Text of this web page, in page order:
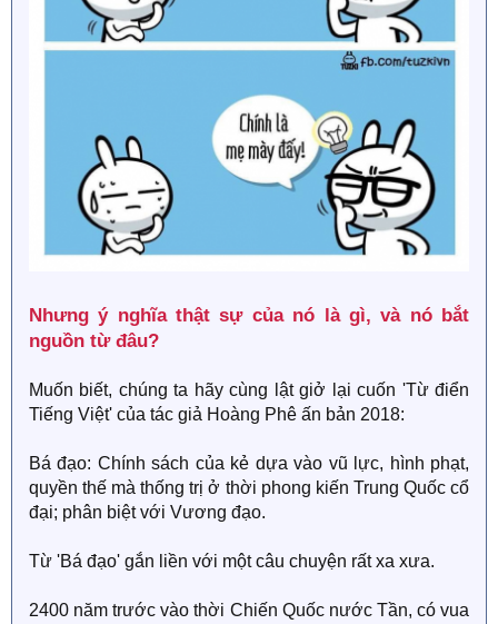
Nhưng ý nghĩa thật sự của nó là gì, và nó bắt
nguồn từ đâu?​
Muốn biết, chúng ta hãy cùng lật giở lại cuốn 'Từ điển
Tiếng Việt' của tác giả Hoàng Phê ấn bản 2018:
Bá đạo: Chính sách của kẻ dựa vào vũ lực, hình phạt,
quyền thế mà thống trị ở thời phong kiến Trung Quốc cổ
đại; phân biệt với Vương đạo.
Từ 'Bá đạo' gắn liền với một câu chuyện rất xa xưa.
2400 năm trước vào thời Chiến Quốc nước Tần, có vua